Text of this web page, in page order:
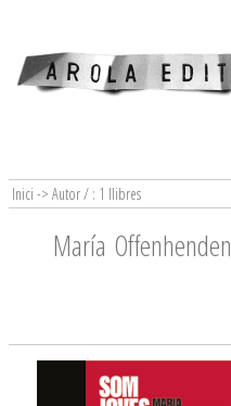
Inici -> Autor / : 1 llibres
María Offenhenden